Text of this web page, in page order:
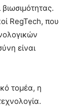
RegTech, που
είναι
τομέα, η